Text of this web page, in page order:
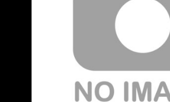
琉璃 好不大器 宇宙大覺者 好
不正派 結果被騙十億 完全不
隱瞞什麼 爛到根了 -- 要相信